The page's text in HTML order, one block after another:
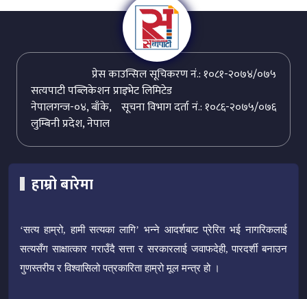
प्रेस काउन्सिल सूचिकरण नं.: १०८१-२०७४/०७५
सत्यपाटी पब्लिकेशन प्राइभेट लिमिटेड
सूचना विभाग दर्ता नं.: १०८६-२०७५/०७६
नेपालगन्ज-०४, बाँके,
लुम्बिनी प्रदेश, नेपाल
हाम्रो बारेमा
‘सत्य हाम्रो, हामी सत्यका लागि’ भन्ने आदर्शबाट प्रेरित भई नागरिकलाई
सत्यसँग साक्षात्कार गराउँदै सत्ता र सरकारलाई जवाफदेही, पारदर्शी बनाउन
गुणस्तरीय र विश्वासिलो पत्रकारिता हाम्रो मूल मन्त्र हो ।